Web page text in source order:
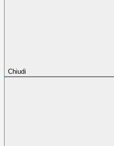
Chiudi